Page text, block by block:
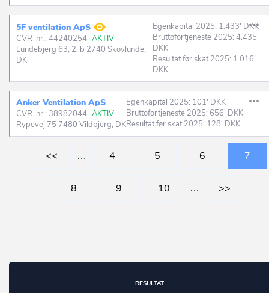
5F ventilation ApS
CVR-nr.: 44240254 AKTIV
Lundebjerg 63, 2. b 2740 Skovlunde,
DK
Egenkapital 2025: 1.433' DKK
Bruttofortjeneste 2025: 4.435'
DKK
Resultat før skat 2025: 1.016'
DKK
Anker Ventilation ApS
CVR-nr.: 38982044 AKTIV
Rypevej 75 7480 Vildbjerg, DK
Egenkapital 2025: 101' DKK
Bruttofortjeneste 2025: 656' DKK
Resultat før skat 2025: 128' DKK
<< … 4 5 6 7
8 9 10 … >>
RESULTAT